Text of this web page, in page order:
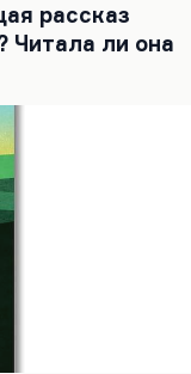
рассказ
Читала ли она